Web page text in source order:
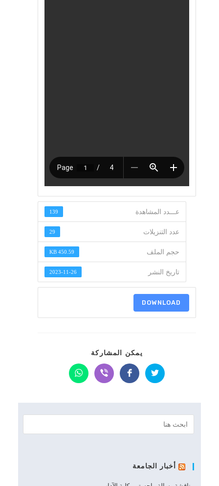
عـــدد المشاهدة 139
عدد التنزيلات 29
حجم الملف 450.59 KB
تاريخ النشر 2023-11-26
DOWNLOAD
يمكن المشاركةSHARE
THIS
CONTENT
Opens
in
window
Opens
in
window
Opens
in
window
Opens
in
window
أخبار الجامعة